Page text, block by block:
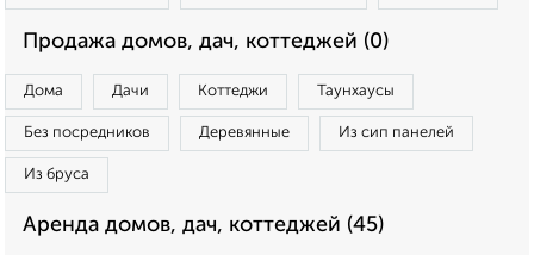
Продажа домов, дач, коттеджей (0)
Дома Дачи Коттеджи Таунхаусы
Без посредников Деревянные Из сип панелей
Из бруса
Аренда домов, дач, коттеджей (45)